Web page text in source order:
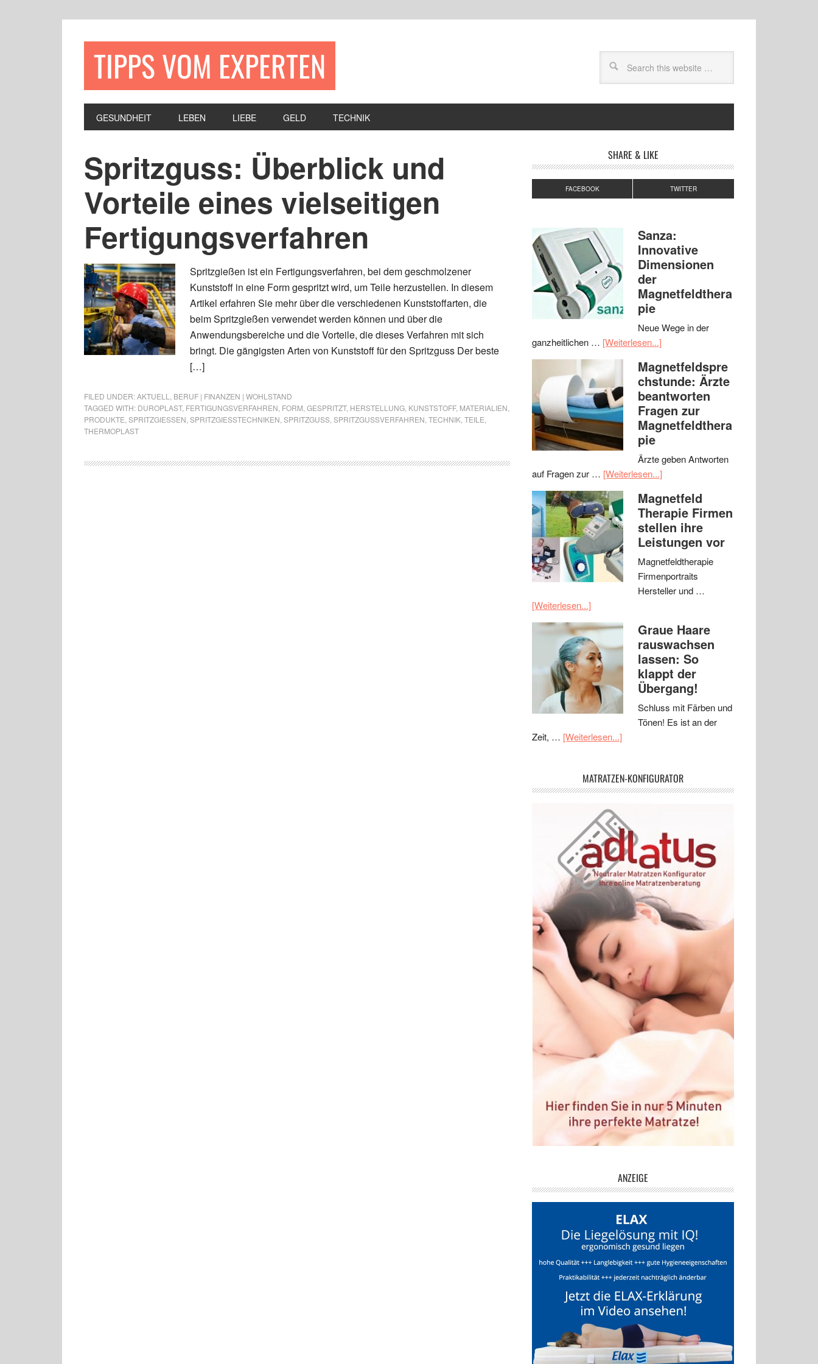
TIPPS VOM EXPERTEN
GESUNDHEIT LEBEN LIEBE GELD TECHNIK
Spritzguss: Überblick und
Vorteile eines vielseitigen
Fertigungsverfahren
Spritzgießen ist ein Fertigungsverfahren, bei dem geschmolzener
Kunststoff in eine Form gespritzt wird, um Teile herzustellen. In diesem
Artikel erfahren Sie mehr über die verschiedenen Kunststoffarten, die
beim Spritzgießen verwendet werden können und über die
Anwendungsbereiche und die Vorteile, die dieses Verfahren mit sich
bringt. Die gängigsten Arten von Kunststoff für den Spritzguss Der beste
[…]
FILED UNDER:AKTUELL
BERUF | FINANZEN | WOHLSTAND
TAGGED WITH: DUROPLAST, FERTIGUNGSVERFAHREN FORM GESPRITZT, HERSTELLUNG KUNSTSTOFF, MATERIALIEN
PRODUKTE SPRITZGIESSEN SPRITZGIESSTECHNIKEN SPRITZGUSS SPRITZGUSSVERFAHREN TECHNIK TEILE
THERMOPLAST
SHARE & LIKE
FACEBOOK TWITTER
Sanza:
Innovative
Dimensionen
der
Magnetfeldthera
pie
Neue Wege in der
ganzheitlichen … [Weiterlesen...]
Magnetfeldspre
chstunde: Ärzte
beantworten
Fragen zur
Magnetfeldthera
pie
Ärzte geben Antworten
auf Fragen zur … [Weiterlesen...]
Magnetfeld
Therapie Firmen
stellen ihre
Leistungen vor
Magnetfeldtherapie
Firmenportraits
Hersteller und …
[Weiterlesen...]
Graue Haare
rauswachsen
lassen: So
klappt der
Übergang!
Schluss mit Färben und
Tönen! Es ist an der
Zeit, … [Weiterlesen...]
MATRATZEN-KONFIGURATOR
ANZEIGE